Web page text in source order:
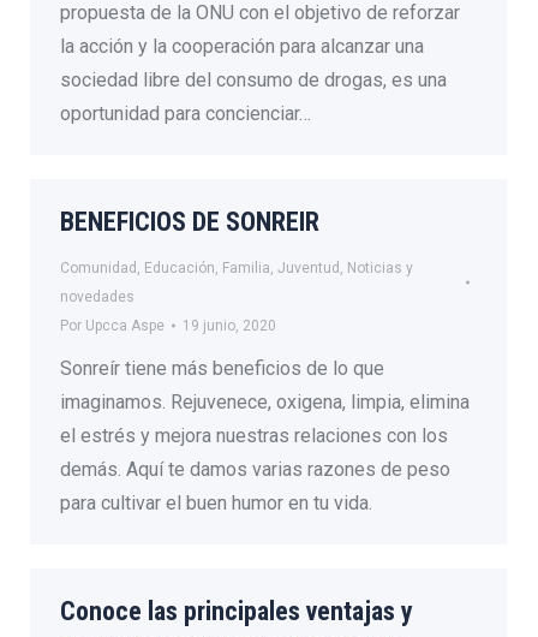
propuesta de la ONU con el objetivo de reforzar
la acción y la cooperación para alcanzar una
sociedad libre del consumo de drogas, es una
oportunidad para concienciar…
BENEFICIOS DE SONREIR
Comunidad , Educación, Familia, Juventud , Noticias y
novedades
Por Upcca Aspe 19 junio, 2020
Sonreír tiene más beneficios de lo que
imaginamos. Rejuvenece, oxigena, limpia, elimina
el estrés y mejora nuestras relaciones con los
demás. Aquí te damos varias razones de peso
para cultivar el buen humor en tu vida.
Conoce las principales ventajas y